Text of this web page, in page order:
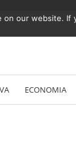
al
ECONOMIA
our website.